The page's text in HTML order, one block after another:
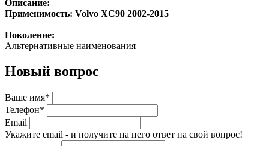
Описание:
Применимость: Volvo XC90 2002-2015
Поколение:
Альтернативные наименования
Новый вопрос
Ваше имя*
Телефон*
Email
Укажите email - и получите на него ответ на свой вопрос!